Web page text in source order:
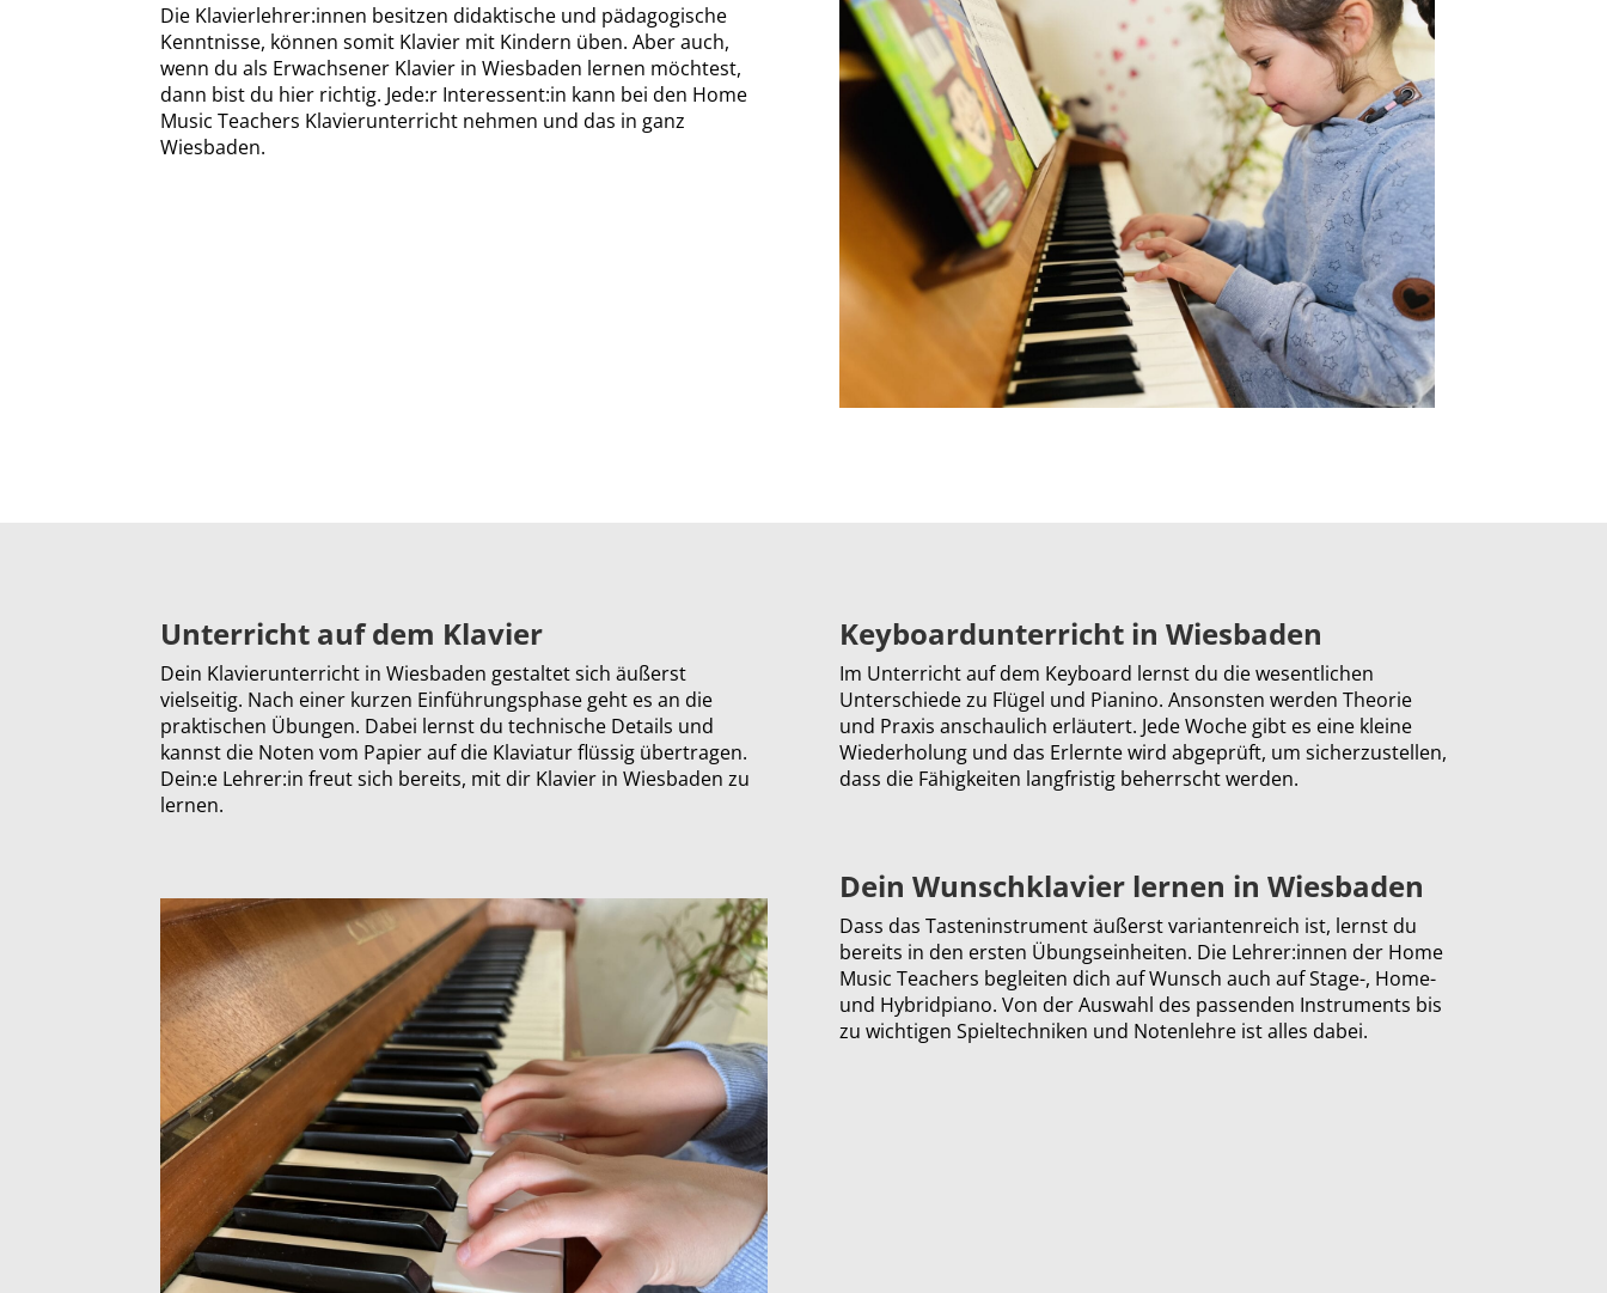
Die Klavierlehrer:innen besitzen didaktische und pädagogische
Kenntnisse, können somit Klavier mit Kindern üben. Aber auch,
wenn du als Erwachsener Klavier in Wiesbaden lernen möchtest,
dann bist du hier richtig. Jede:r Interessent:in kann bei den Home
Music Teachers Klavierunterricht nehmen und das in ganz
Wiesbaden.
Unterricht auf dem Klavier
Dein Klavierunterricht in Wiesbaden gestaltet sich äußerst
vielseitig. Nach einer kurzen Einführungsphase geht es an die
praktischen Übungen. Dabei lernst du technische Details und
kannst die Noten vom Papier auf die Klaviatur flüssig übertragen.
Dein:e Lehrer:in freut sich bereits, mit dir Klavier in Wiesbaden zu
lernen.
Keyboardunterricht in Wiesbaden
Im Unterricht auf dem Keyboard lernst du die wesentlichen
Unterschiede zu Flügel und Pianino. Ansonsten werden Theorie
und Praxis anschaulich erläutert. Jede Woche gibt es eine kleine
Wiederholung und das Erlernte wird abgeprüft, um sicherzustellen,
dass die Fähigkeiten langfristig beherrscht werden.
Dein Wunschklavier lernen in Wiesbaden
Dass das Tasteninstrument äußerst variantenreich ist, lernst du
bereits in den ersten Übungseinheiten. Die Lehrer:innen der Home
Music Teachers begleiten dich auf Wunsch auch auf Stage-, Home-
und Hybridpiano. Von der Auswahl des passenden Instruments bis
zu wichtigen Spieltechniken und Notenlehre ist alles dabei.